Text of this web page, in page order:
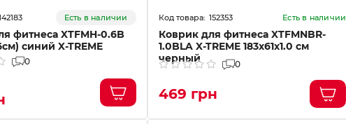
Есть в наличии
фитнеса XTFMH-0.6B
синий X-TREME
0
152353 Есть в наличии
Коврик для фитнеса XTFMNBR-
1.0BLA X-TREME 183x61x1.0 см
черный
0
469 грн